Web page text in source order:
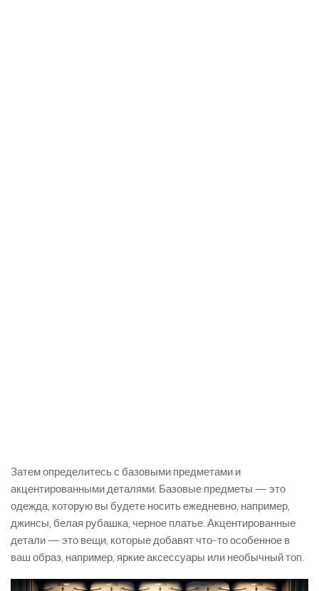
Затем определитесь с базовыми предметами и
акцентированными деталями. Базовые предметы — это
одежда, которую вы будете носить ежедневно, например,
джинсы, белая рубашка, черное платье. Акцентированные
детали — это вещи, которые добавят что-то особенное в
ваш образ, например, яркие аксессуары или необычный топ.